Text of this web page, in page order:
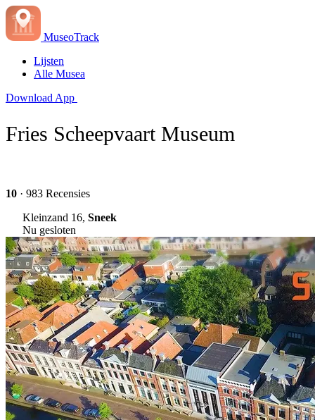
MuseoTrack
Lijsten
Alle Musea
Download App
Fries Scheepvaart Museum
10 · 983 Recensies
Kleinzand 16, Sneek
Nu gesloten